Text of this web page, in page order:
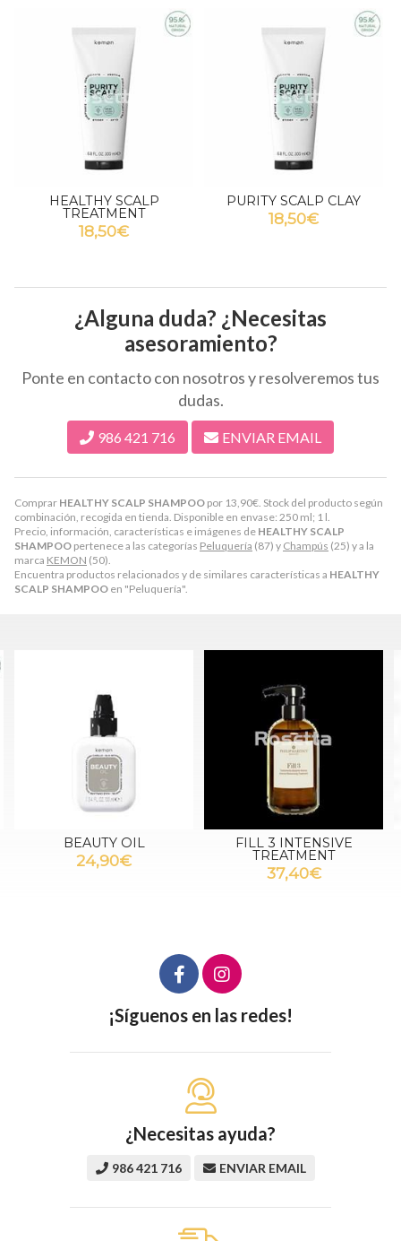
Comprar HEALTHY SCALP SHAMPOO por 13,90€. Stock del producto según
combinación, recogida en tienda. Disponible en envase: 250 ml; 1 l.
Precio, información, características e imágenes de HEALTHY SCALP
SHAMPOO pertenece a las categorías Peluquería (87) y Champús (25) y a la
marca KEMON (50).
Encuentra productos relacionados y de similares características a HEALTHY
SCALP SHAMPOO en "Peluquería".
PURITY SCALP CLAY
18,50€
PURITY SCALP SHAMPOO
43,90€
más variaciones
¿Alguna duda? ¿Necesitas
asesoramiento?
Ponte en contacto con nosotros y resolveremos tus
dudas.
986 421 716 ENVIAR EMAIL
FILL 3 INTENSIVE
TREATMENT
37,40€
FUSION LUXURY MASK
87,10€
¡Síguenos en las redes!
¿Necesitas ayuda?
986 421 716 ENVIAR EMAIL